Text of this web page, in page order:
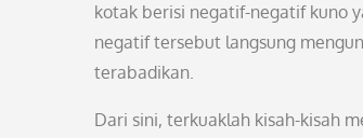
kotak berisi negatif-negatif kuno
negatif tersebut langsung
terabadikan.
Dari sini, terkuaklah kisah-kisah